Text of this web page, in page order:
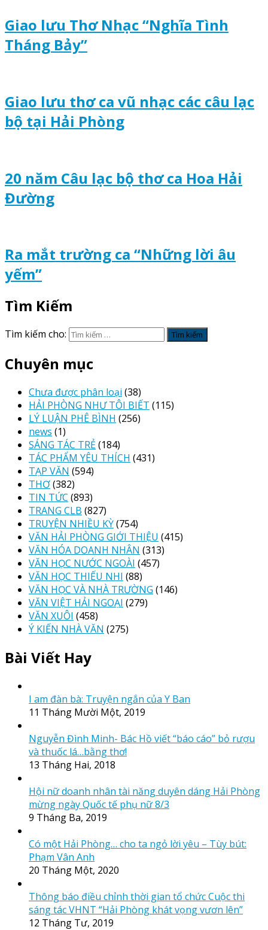
Giao lưu Thơ Nhạc “Nghĩa Tình
Tháng Bảy”
Giao lưu thơ ca vũ nhạc các câu lạc
bộ tại Hải Phòng
20 năm Câu lạc bộ thơ ca Hoa Hải
Đường
Ra mắt trường ca “Những lời âu
yếm”
Tìm Kiếm
Tìm kiếm cho:
Chuyên mục
Chưa được phân loại (38)
HẢI PHÒNG NHƯ TÔI BIẾT (115)
LÝ LUẬN PHÊ BÌNH (256)
news (1)
SÁNG TÁC TRẺ (184)
TÁC PHẨM YÊU THÍCH (431)
TẠP VĂN (594)
THƠ(382)
TIN TỨC (893)
TRANG CLB (827)
TRUYỆN NHIỀU KỲ(754)
VĂN HẢI PHÒNG GIỚI THIỆU (415)
VĂN HÓA DOANH NHÂN (313)
VĂN HỌC NƯỚC NGOÀI (457)
VĂN HỌC THIẾU NHI (88)
VĂN HỌC VÀ NHÀ TRƯỜNG (146)
VĂN VIỆT HẢI NGOẠI (279)
VĂN XUÔI (458)
Ý KIẾN NHÀ VĂN (275)
Bài Viết Hay
I am đàn bà: Truyện ngắn của Y Ban
11 Tháng Mười Một, 2019
Nguyễn Đình Minh- Bác Hồ viết “báo cáo” bỏ rượu
và thuốc lá…bằng thơ!
13 Tháng Hai, 2018
Hội nữ doanh nhân tài năng duyên dáng Hải Phòng
mừng ngày Quốc tế phụ nữ 8/3
9 Tháng Ba, 2019
Có một Hải Phòng… cho ta ngỏ lời yêu – Tùy bút:
Phạm Vân Anh
20 Tháng Một, 2020
Thông báo điều chỉnh thời gian tổ chức Cuộc thi
sáng tác VHNT “Hải Phòng khát vọng vươn lên”
12 Tháng Tư, 2019